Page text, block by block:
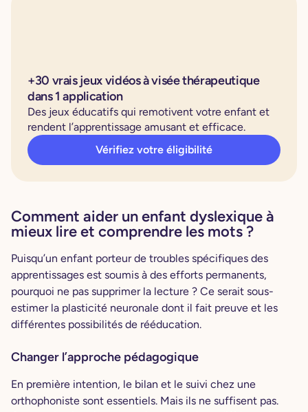
+30 vrais jeux vidéos à visée thérapeutique
dans 1 application
Des jeux éducatifs qui remotivent votre enfant et
rendent l’apprentissage amusant et efficace.
Vérifiez votre éligibilité
Comment aider un enfant dyslexique à
mieux lire et comprendre les mots ?
Puisqu’un enfant porteur de troubles spécifiques des
apprentissages est soumis à des efforts permanents,
pourquoi ne pas supprimer la lecture ? Ce serait sous-
estimer la plasticité neuronale dont il fait preuve et les
différentes possibilités de rééducation.
Changer l’approche pédagogique
En première intention, le bilan et le suivi chez une
orthophoniste sont essentiels. Mais ils ne suffisent pas.